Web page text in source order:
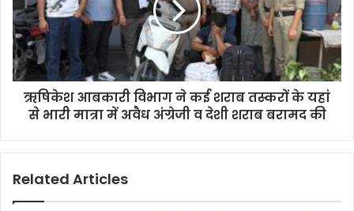
ऋषिकेश आबकारी विभाग ने कई शराब तस्करों के यहां
से भारी मात्रा में अवैध अंग्रेजी व देशी शराब बरामद की
Related Articles